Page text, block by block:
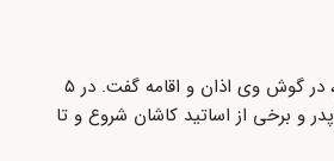
سید علی یثربی کاشانی سال ۱۳۱۱ق در کربلا به‌دنیا آمد. بنابر سنّت اسلامی، میرزای شیرازی، صاحب فتوای تحریم تنباکو، در گوش وی اذان و اقامه گفت. در ۵
و برخی از اساتید کاشان شروع و تا